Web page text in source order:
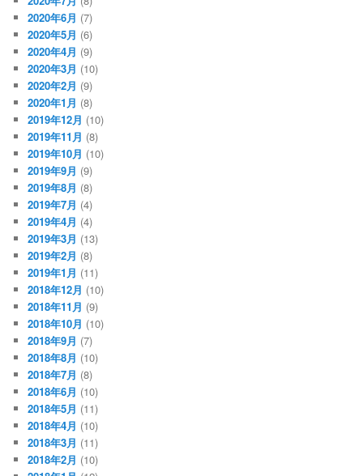
2020年6月 (7)
2020年5月 (6)
2020年4月 (9)
2020年3月 (10)
2020年2月 (9)
2020年1月 (8)
2019年12月 (10)
2019年11月 (8)
2019年10月 (10)
2019年9月 (9)
2019年8月 (8)
2019年7月 (4)
2019年4月 (4)
2019年3月 (13)
2019年2月 (8)
2019年1月 (11)
2018年12月 (10)
2018年11月 (9)
2018年10月 (10)
2018年9月 (7)
2018年8月 (10)
2018年7月 (8)
2018年6月 (10)
2018年5月 (11)
2018年4月 (10)
2018年3月 (11)
2018年2月 (10)